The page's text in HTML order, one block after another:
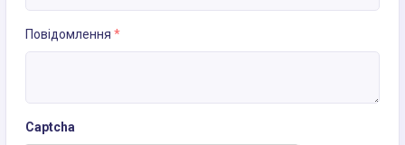
Повідомлення *
Captcha